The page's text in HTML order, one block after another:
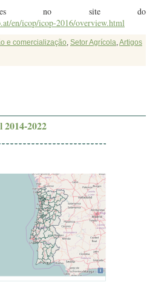
no site do
en/icop/icop-2016/overview.html
e comercialização Setor Agrícola Artigos
2022